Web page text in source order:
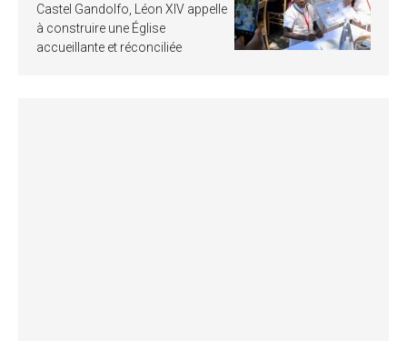
Castel Gandolfo, Léon XIV appelle
à construire une Église
accueillante et réconciliée